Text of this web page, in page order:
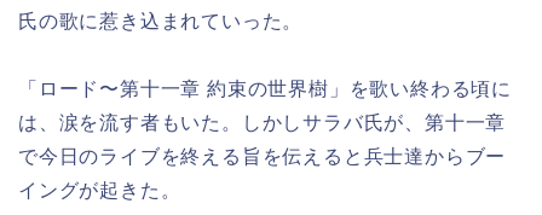
氏の歌に惹き込まれていった。
「ロード〜第十一章 約束の世界樹」を歌い終わる頃に
は、涙を流す者もいた。しかしサラバ氏が、第十一章
で今日のライブを終える旨を伝えると兵士達からブー
イングが起きた。